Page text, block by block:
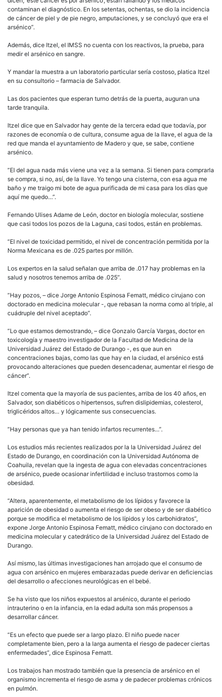
contaminan el diagnóstico. En los setentas, ochentas, se dio la incidencia
de cáncer de piel y de pie negro, amputaciones, y se concluyó que era el
arsénico”.
Además, dice Itzel, el IMSS no cuenta con los reactivos, la prueba, para
medir el arsénico en sangre.
Y mandar la muestra a un laboratorio particular sería costoso, platica Itzel
en su consultorio – farmacia de Salvador.
Las dos pacientes que esperan turno detrás de la puerta, auguran una
tarde tranquila.
Itzel dice que en Salvador hay gente de la tercera edad que todavía, por
razones de economía o de cultura, consume agua de la llave, el agua de la
red que manda el ayuntamiento de Madero y que, se sabe, contiene
arsénico.
“El del agua nada más viene una vez a la semana. Si tienen para comprarla
se compra, si no, así, de la llave. Yo tengo una cisterna, con esa agua me
baño y me traigo mi bote de agua purificada de mi casa para los días que
aquí me quedo…”.
Fernando Ulises Adame de León, doctor en biología molecular, sostiene
que casi todos los pozos de la Laguna, casi todos, están en problemas.
“El nivel de toxicidad permitido, el nivel de concentración permitida por la
Norma Mexicana es de .025 partes por millón.
Los expertos en la salud señalan que arriba de .017 hay problemas en la
salud y nosotros tenemos arriba de .025”.
“Hay pozos, – dice Jorge Antonio Espinosa Fematt, médico cirujano con
doctorado en medicina molecular -, que rebasan la norma como al triple, al
cuádruple del nivel aceptado”.
“Lo que estamos demostrando, – dice Gonzalo García Vargas, doctor en
toxicología y maestro investigador de la Facultad de Medicina de la
Universidad Juárez del Estado de Durango -, es que aun en
concentraciones bajas, como las que hay en la ciudad, el arsénico está
provocando alteraciones que pueden desencadenar, aumentar el riesgo de
cáncer”.
Itzel comenta que la mayoría de sus pacientes, arriba de los 40 años, en
Salvador, son diabéticos o hipertensos, sufren dislipidemias, colesterol,
triglicéridos altos… y lógicamente sus consecuencias.
“Hay personas que ya han tenido infartos recurrentes…”.
Los estudios más recientes realizados por la la Universidad Juárez del
Estado de Durango, en coordinación con la Universidad Autónoma de
Coahuila, revelan que la ingesta de agua con elevadas concentraciones
de arsénico, puede ocasionar infertilidad e incluso trastornos como la
obesidad.
“Altera, aparentemente, el metabolismo de los lípidos y favorece la
aparición de obesidad o aumenta el riesgo de ser obeso y de ser diabético
porque se modifica el metabolismo de los lípidos y los carbohidratos”,
expone Jorge Antonio Espinosa Fematt, médico cirujano con doctorado en
medicina molecular y catedrático de la Universidad Juárez del Estado de
Durango.
Así mismo, las últimas investigaciones han arrojado que el consumo de
agua con arsénico en mujeres embarazadas puede derivar en deficiencias
del desarrollo o afecciones neurológicas en el bebé.
Se ha visto que los niños expuestos al arsénico, durante el periodo
intrauterino o en la infancia, en la edad adulta son más propensos a
desarrollar cáncer.
“Es un efecto que puede ser a largo plazo. El niño puede nacer
completamente bien, pero a la larga aumenta el riesgo de padecer ciertas
enfermedades”, dice Espinosa Fematt.
Los trabajos han mostrado también que la presencia de arsénico en el
organismo incrementa el riesgo de asma y de padecer problemas crónicos
en pulmón.